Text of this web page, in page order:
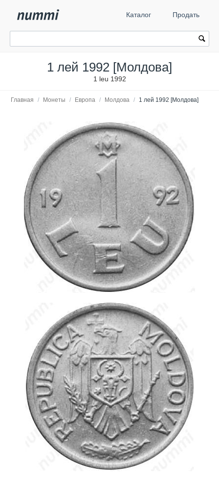
Каталог Продать
1 лей 1992 [Молдова]
1 leu 1992
Главная / Монеты / Европа / Молдова / 1 лей 1992 [Молдова]